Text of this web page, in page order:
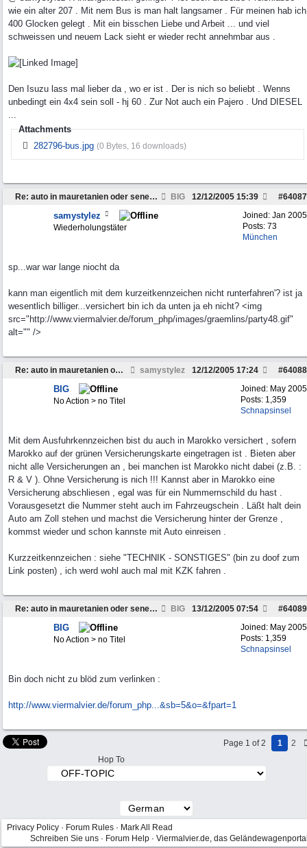
wie ein alter 207 . Mit nem Bus is man halt langsamer . Für meinen hab ich
400 Glocken gelegt . Mit ein bisschen Liebe und Arbeit ... und viel
schweissen und neuem Lack sieht er wieder recht annehmbar aus .
Den Isuzu lass mal lieber da , wo er ist . Der is nich so beliebt . Wenns
unbedingt ein 4x4 sein soll - hj 60 . Zur Not auch ein Pajero . Und DIESEL
...
Attachments
282796-bus.jpg (0 Bytes, 16 downloads)
Re: auto in mauretanien oder senegal verkaufen BIG #64087
12/12/2005 15:39
Joined: Jan 2005
Posts: 73
München
samystylez
Wiederholungstäter
sp...war war lange niocht da
kann man eigentlich mit dem kurzeitkennzeichen nicht runterfahren'? ist ja
wesentlich billiger...versichert bin ich da unten ja eh nicht? <img
src="http://www.viermalvier.de/forum_php/images/graemlins/party48.gif"
alt="" />
Re: auto in mauretanien oder senegal verkaufen samystylez #64088
12/12/2005 17:24
Joined: May 2005
Posts: 1,359
Schnapsinsel
BIG
No Action > no Titel
Mit dem Ausfuhrkennzeichen bist du auch in Marokko versichert , sofern
Marokko auf der grünen Versicherungskarte eingetragen ist . Bieten aber
nicht alle Versicherungen an , bei manchen ist Marokko nicht dabei (z.B. :
R & V ). Ohne Versicherung is nich !!! Kannst aber in Marokko eine
Versicherung abschliesen , egal was für ein Nummernschild du hast .
Vorausgesetzt die Nummer steht auch im Fahrzeugschein . Läßt halt dein
Auto am Zoll stehen und machst die Versicherung hinter der Grenze ,
kommst wieder und schon kannste mit Auto einreisen .
Kurzzeitkennzeichen : siehe "TECHNIK - SONSTIGES" (bin zu doof zum
Link posten) , ich werd wohl auch mal mit KZK fahren .
Re: auto in mauretanien oder senegal verkaufen BIG #64089
13/12/2005 07:54
Joined: May 2005
Posts: 1,359
Schnapsinsel
BIG
No Action > no Titel
Bin doch nicht zu blöd zum verlinken :
http://www.viermalvier.de/forum_php...&sb=5&o=&fpart=1
Page 1 of 2 1
2
Hop To
Privacy Policy · Forum Rules · Mark All Read
Schreiben Sie uns · Forum Help · Viermalvier.de, das